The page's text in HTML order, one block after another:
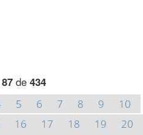
87 de 434
5 6 7 8 9
10
16 17 18 19
20